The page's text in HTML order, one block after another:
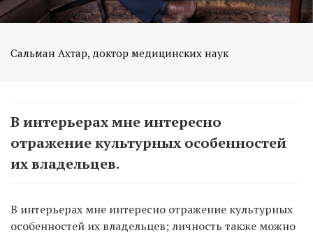
Сальман Ахтар, доктор медицинских наук
В интерьерах мне интересно
отражение культурных особенностей
их владельцев.
В интерьерах мне интересно отражение культурных
особенностей их владельцев; личность также можно